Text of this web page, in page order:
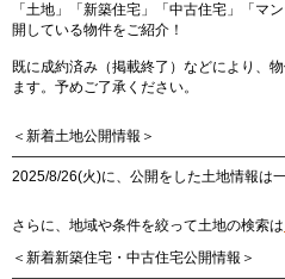
「土地」「新築住宅」「中古住宅」「マ
開している物件をご紹介！
既に成約済み（掲載終了）などにより、
ます。予めご了承ください。
＜新着土地公開情報＞
2025/8/26(火)に、公開をした土地情報は
さらに、地域や条件を絞って土地の検索は
＜新着新築住宅・中古住宅公開情報＞